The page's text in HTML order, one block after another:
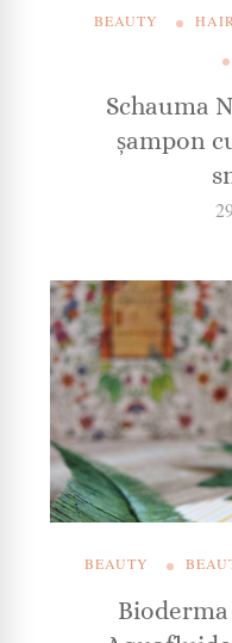
BEAUTY
Schauma
șampon
BEAUTY